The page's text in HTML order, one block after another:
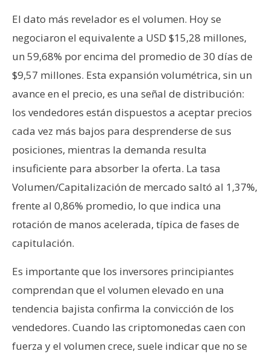
El dato más revelador es el volumen. Hoy se
negociaron el equivalente a USD $15,28 millones,
un 59,68% por encima del promedio de 30 días de
$9,57 millones. Esta expansión volumétrica, sin un
avance en el precio, es una señal de distribución:
los vendedores están dispuestos a aceptar precios
cada vez más bajos para desprenderse de sus
posiciones, mientras la demanda resulta
insuficiente para absorber la oferta. La tasa
Volumen/Capitalización de mercado saltó al 1,37%,
frente al 0,86% promedio, lo que indica una
rotación de manos acelerada, típica de fases de
capitulación.
Es importante que los inversores principiantes
comprendan que el volumen elevado en una
tendencia bajista confirma la convicción de los
vendedores. Cuando las criptomonedas caen con
fuerza y el volumen crece, suele indicar que no se